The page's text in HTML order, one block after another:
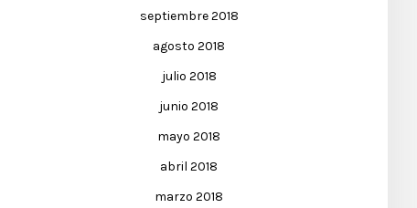
septiembre 2018
agosto 2018
julio 2018
junio 2018
mayo 2018
abril 2018
marzo 2018